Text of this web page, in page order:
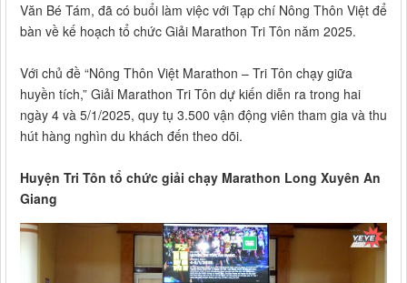
Văn Bé Tám, đã có buổi làm việc với Tạp chí Nông Thôn Việt để
bàn về kế hoạch tổ chức Giải Marathon Tri Tôn năm 2025.
Với chủ đề “Nông Thôn Việt Marathon – Tri Tôn chạy giữa
huyền tích,” Giải Marathon Tri Tôn dự kiến diễn ra trong hai
ngày 4 và 5/1/2025, quy tụ 3.500 vận động viên tham gia và thu
hút hàng nghìn du khách đến theo dõi.
Huyện Tri Tôn tổ chức giải chạy Marathon Long Xuyên An
Giang